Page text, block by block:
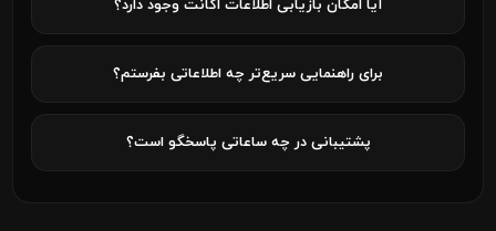
آیا امکان بازیابی اطلاعات اکانت وجود دارد؟
برای راهنمایی سریع‌تر چه اطلاعاتی بفرستم؟
پشتیبانی در چه ساعاتی پاسخگو است؟